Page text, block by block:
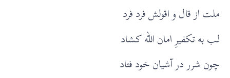
ملت از قال و اقولش فرد فرد
لب به تکفیرِ امان الله کشاد
چون شرر در آشیان خود فتاد